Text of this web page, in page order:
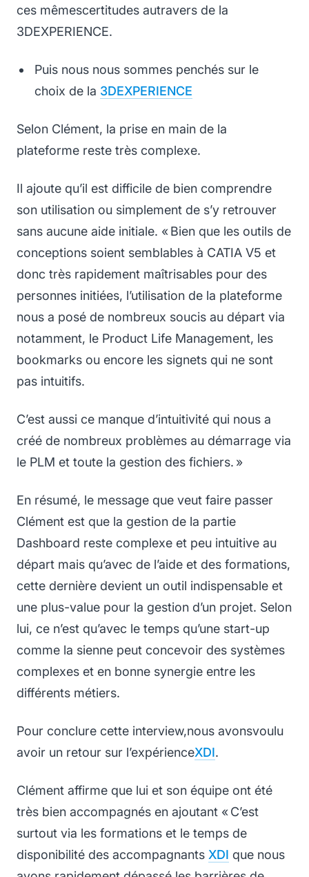
ces mêmescertitudes autravers de la
3DEXPERIENCE.
Puis nous nous sommes penchés sur le
choix de la 3DEXPERIENCE
Selon Clément, la prise en main de la
plateforme reste très complexe.
Il ajoute qu’il est difficile de bien comprendre
son utilisation ou simplement de s’y retrouver
sans aucune aide initiale. « Bien que les outils de
conceptions soient semblables à CATIA V5 et
donc très rapidement maîtrisables pour des
personnes initiées, l’utilisation de la plateforme
nous a posé de nombreux soucis au départ via
notamment, le Product Life Management, les
bookmarks ou encore les signets qui ne sont
pas intuitifs.
C’est aussi ce manque d’intuitivité qui nous a
créé de nombreux problèmes au démarrage via
le PLM et toute la gestion des fichiers. »
En résumé, le message que veut faire passer
Clément est que la gestion de la partie
Dashboard reste complexe et peu intuitive au
départ mais qu’avec de l’aide et des formations,
cette dernière devient un outil indispensable et
une plus-value pour la gestion d’un projet. Selon
lui, ce n’est qu’avec le temps qu’une start-up
comme la sienne peut concevoir des systèmes
complexes et en bonne synergie entre les
différents métiers.
Pour conclure cette interview,nous avonsvoulu
avoir un retour sur l’expérienceXDI.
Clément affirme que lui et son équipe ont été
très bien accompagnés en ajoutant « C’est
surtout via les formations et le temps de
disponibilité des accompagnants XDI que nous